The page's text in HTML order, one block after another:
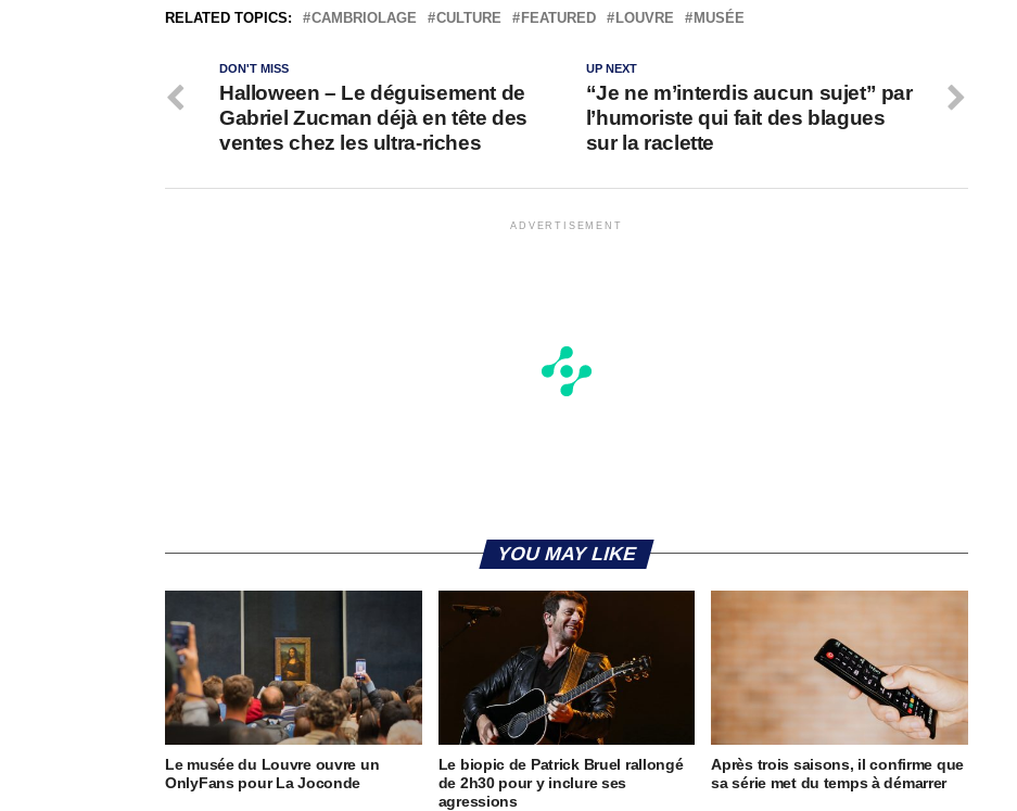
RELATED TOPICS: CAMBRIOLAGE CULTURE FEATURED LOUVRE MUSÉE
UP NEXT
“Je ne m’interdis aucun sujet” par
l’humoriste qui fait des blagues
sur la raclette
DON'T MISS
Halloween – Le déguisement de
Gabriel Zucman déjà en tête des
ventes chez les ultra-riches
ADVERTISEMENT
YOU MAY LIKE
Le musée du Louvre ouvre un
OnlyFans pour La Joconde
Le biopic de Patrick Bruel rallongé
de 2h30 pour y inclure ses
agressions
Après trois saisons, il confirme que
sa série met du temps à démarrer